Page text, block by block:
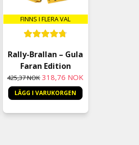
FINNS I FLERA VAL
Rally-Brallan – Gula
Faran Edition
425,37 NOK 318,76 NOK
LÄGG I VARUKORGEN